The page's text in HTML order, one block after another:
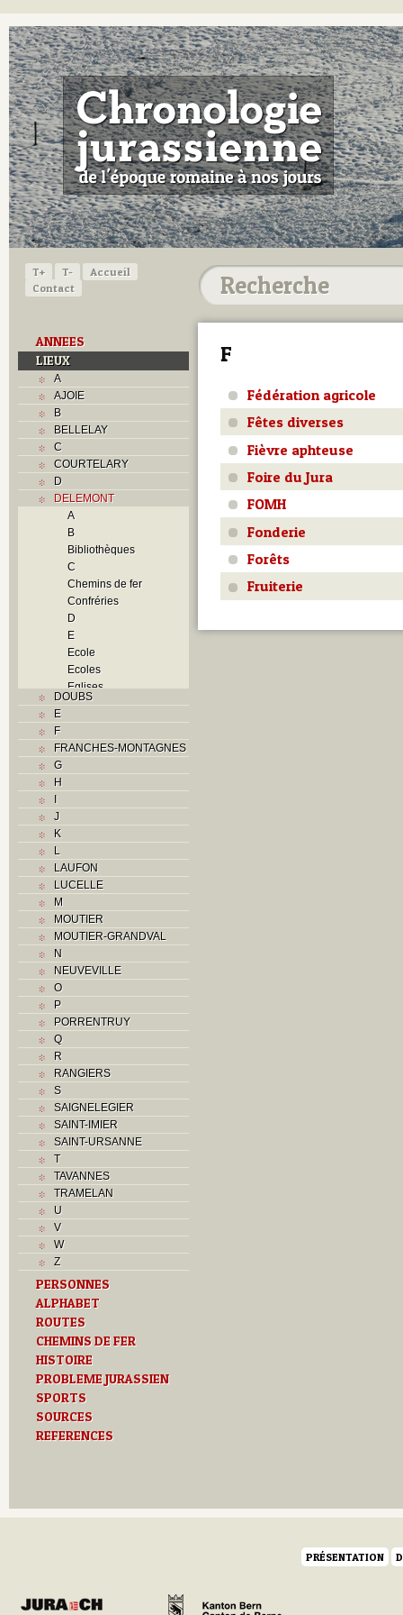
T+ T-
Accueil
Contact
ANNEES
LIEUX
A
AJOIE
B
BELLELAY
C
COURTELARY
D
DELEMONT
A
B
Bibliothèques
C
Chemins de fer
Confréries
D
E
Ecole
Ecoles
Eglises
F
H
Monuments historiques
O
Problème jurassien
Q
S
U
DOUBS
E
F
FRANCHES-MONTAGNES
G
H
I
J
K
L
LAUFON
LUCELLE
M
MOUTIER
MOUTIER-GRANDVAL
N
NEUVEVILLE
O
P
PORRENTRUY
Q
R
RANGIERS
S
SAIGNELEGIER
SAINT-IMIER
SAINT-URSANNE
T
TAVANNES
TRAMELAN
U
V
W
Z
PERSONNES
ALPHABET
ROUTES
CHEMINS DE FER
HISTOIRE
PROBLEME JURASSIEN
SPORTS
SOURCES
REFERENCES
F
Fédération agricole
Fêtes diverses
Fièvre aphteuse
Foire du Jura
FOMH
Fonderie
Forêts
Fruiterie
PRÉSENTATION